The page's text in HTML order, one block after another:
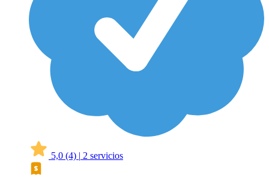
5,0 (4) | 2 servicios